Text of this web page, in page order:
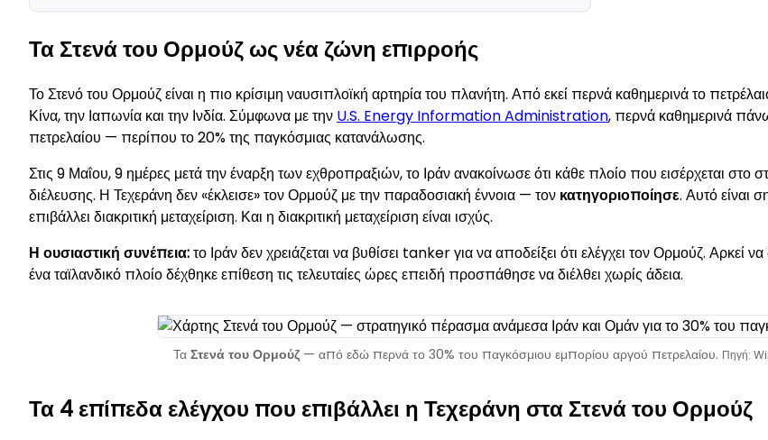
Τα Στενά του Ορμούζ ως νέα ζώνη επιρροής
Το Στενό του Ορμούζ είναι η πιο κρίσιμη ναυσιπλοϊκή αρτηρία του πλανήτη. Από εκεί περνά καθημερινά το
Κίνα, την Ιαπωνία και την Ινδία. Σύμφωνα με την U.S. Energy Information Administration, περνά καθημερινά
πετρελαίου — περίπου το 20% της παγκόσμιας κατανάλωσης.
Στις 9 Μαΐου, 9 ημέρες μετά την έναρξη των εχθροπραξιών, το Ιράν ανακοίνωσε ότι κάθε πλοίο που εισέρχεται στο
διέλευσης. Η Τεχεράνη δεν «έκλεισε» τον Ορμούζ με την παραδοσιακή έννοια — τον κατηγοριοποίησε. Αυτό είναι
επιβάλλει διακριτική μεταχείριση. Και η διακριτική μεταχείριση είναι ισχύς.
Η ουσιαστική συνέπεια:το Ιράν δεν χρειάζεται να βυθίσει tanker για να αποδείξει ότι ελέγχει τον Ορμούζ. Αρκεί
ένα ταϊλανδικό πλοίο δέχθηκε επίθεση τις τελευταίες ώρες επειδή προσπάθησε να διέλθει χωρίς άδεια.
Τα Στενά του Ορμούζ— από εδώ περνά το 30% του παγκόσμιου εμπορίου αργού πετρελαίου. Πηγή:
Τα 4 επίπεδα ελέγχου που επιβάλλει η Τεχεράνη στα Στενά του Ορμούζ